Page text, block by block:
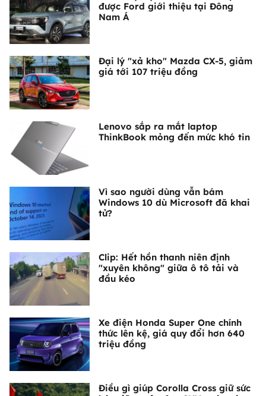
được Ford giới thiệu tại Đông
Nam Á
Đại lý "xả kho" Mazda CX-5, giảm
giá tới 107 triệu đồng
Lenovo sắp ra mắt laptop
ThinkBook mỏng đến mức khó tin
Vì sao người dùng vẫn bám
Windows 10 dù Microsoft đã khai
tử?
Clip: Hết hồn thanh niên định
"xuyên không" giữa ô tô tải và
đầu kéo
Xe điện Honda Super One chính
thức lên kệ, giá quy đổi hơn 640
triệu đồng
Điều gì giúp Corolla Cross giữ sức